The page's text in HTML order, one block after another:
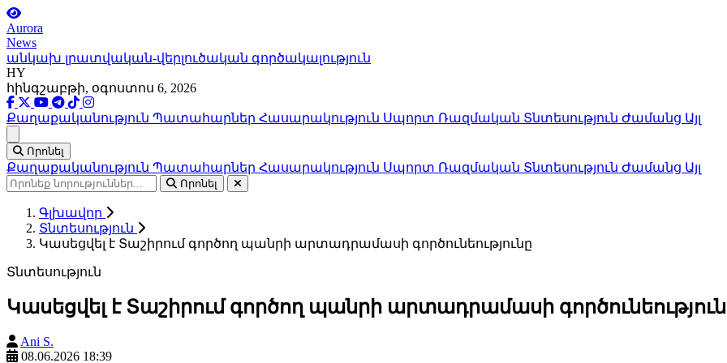
Aurora
News
անկախ լրատվական-վերլուծական գործակալություն
HY
հինգշաբթի, օգոստոս 6, 2026
Քաղաքականություն Պատահարներ Հասարակություն Սպորտ Ռազմական Տնտեսություն Ժամանց Այլ
Որոնել
Քաղաքականություն Պատահարներ Հասարակություն Սպորտ Ռազմական Տնտեսություն Ժամանց Այլ
Որոնել
Գլխավոր
Տնտեսություն
Կասեցվել է Տաշիրում գործող պանրի արտադրամասի գործունեությունը
Տնտեսություն
Կասեցվել է Տաշիրում գործող պանրի արտադրամասի
Ani S.
08.06.2026 18:39